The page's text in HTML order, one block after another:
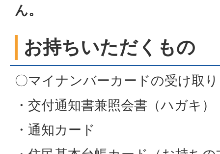
ん。
お持ちいただくもの
〇マイナンバーカードの受け取り
・交付通知書兼照会書（ハガキ）
・通知カード